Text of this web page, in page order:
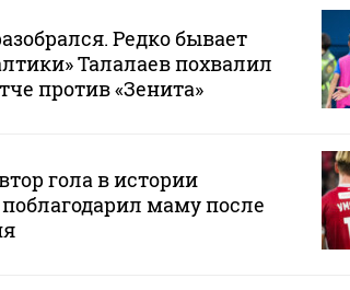
Редко бывает
Талалаев похвалил
против «Зенита»
гола в истории
маму после